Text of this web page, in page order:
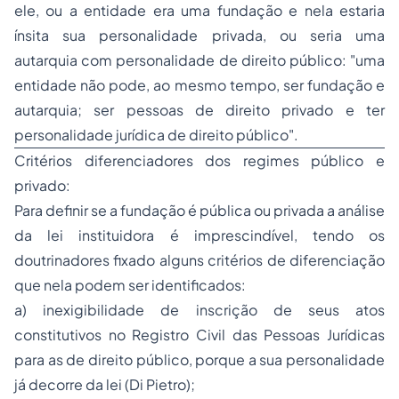
ele, ou a entidade era uma fundação e nela estaria
ínsita sua personalidade privada, ou seria uma
autarquia com personalidade de direito público: "uma
entidade não pode, ao mesmo tempo, ser fundação e
autarquia; ser pessoas de direito privado e ter
personalidade jurídica de direito público".
Critérios diferenciadores dos regimes público e
privado:
Para definir se a fundação é pública ou privada a análise
da lei instituidora é imprescindível, tendo os
doutrinadores fixado alguns critérios de diferenciação
que nela podem ser identificados:
a) inexigibilidade de inscrição de seus atos
constitutivos no Registro Civil das Pessoas Jurídicas
para as de direito público, porque a sua personalidade
já decorre da lei (Di Pietro);